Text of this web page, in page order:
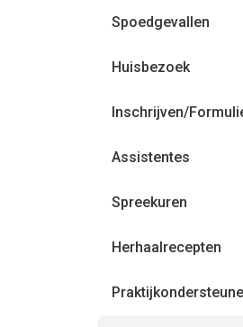
Spoedgevallen
Huisbezoek
Inschrijven/
Assistentes
Spreekuren
Herhaalrecepten